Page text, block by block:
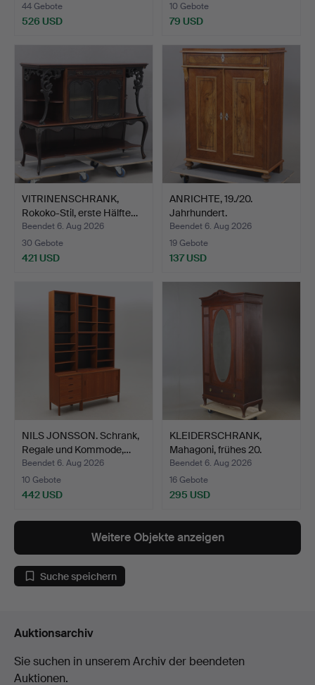
44 Gebote
526 USD
10 Gebote
79 USD
VITRINENSCHRANK,
Rokoko-Stil, erste Hälfte…
Beendet 6. Aug 2026
30 Gebote
421 USD
ANRICHTE, 19./20.
Jahrhundert.
Beendet 6. Aug 2026
19 Gebote
137 USD
NILS JONSSON. Schrank,
Regale und Kommode,…
Beendet 6. Aug 2026
10 Gebote
442 USD
KLEIDERSCHRANK,
Mahagoni, frühes 20.
Jahrh…
Beendet 6. Aug 2026
16 Gebote
295 USD
Weitere Objekte anzeigen
Suche speichern
Auktionsarchiv
Sie suchen in unserem Archiv der beendeten
Auktionen.